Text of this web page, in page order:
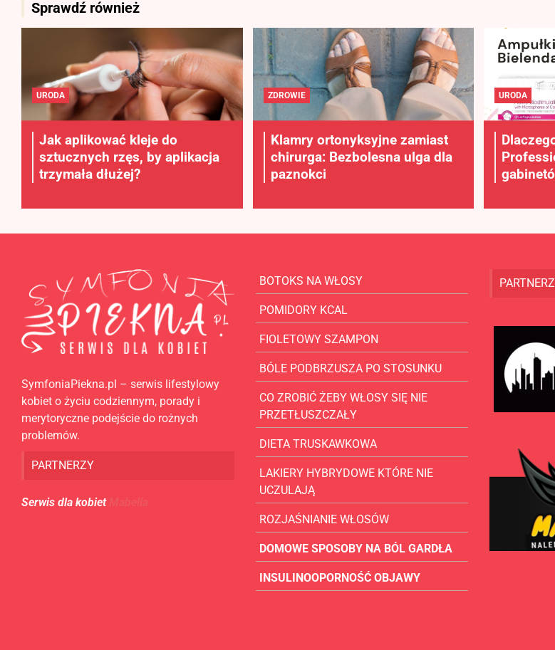
Sprawdź również
URODA
Jak aplikować kleje do
sztucznych rzęs, by aplikacja
trzymała dłużej?
ZDROWIE
Klamry ortonyksyjne zamiast
chirurga: Bezbolesna ulga dla
paznokci
URODA
SymfoniaPiekna.pl – serwis lifestylowy
kobiet o życiu codziennym, porady i
merytoryczne podejście do rożnych
problemów.
PARTNERZY
Serwis dla kobiet
BOTOKS NA WŁOSY
POMIDORY KCAL
FIOLETOWY SZAMPON
BÓLE PODBRZUSZA PO STOSUNKU
CO ZROBIĆ ŻEBY WŁOSY SIĘ NIE
PRZETŁUSZCZAŁY
DIETA TRUSKAWKOWA
LAKIERY HYBRYDOWE KTÓRE NIE
UCZULAJĄ
ROZJAŚNIANIE WŁOSÓW
DOMOWE SPOSOBY NA BÓL GARDŁA
INSULINOOPORNOŚĆ OBJAWY